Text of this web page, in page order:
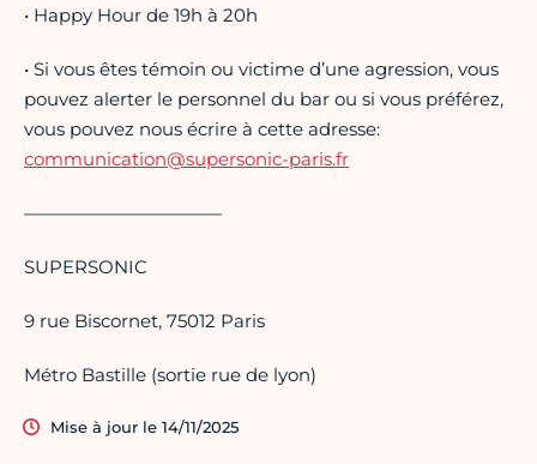
• Happy Hour de 19h à 20h
• Si vous êtes témoin ou victime d’une agression, vous
pouvez alerter le personnel du bar ou si vous préférez,
vous pouvez nous écrire à cette adresse:
communication@supersonic-paris.fr
———————————
SUPERSONIC
9 rue Biscornet, 75012 Paris
Métro Bastille (sortie rue de lyon)
Mise à jour le 14/11/2025